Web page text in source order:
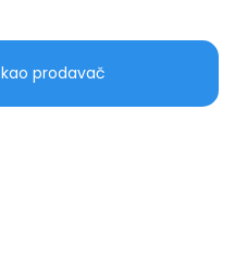
prodavač